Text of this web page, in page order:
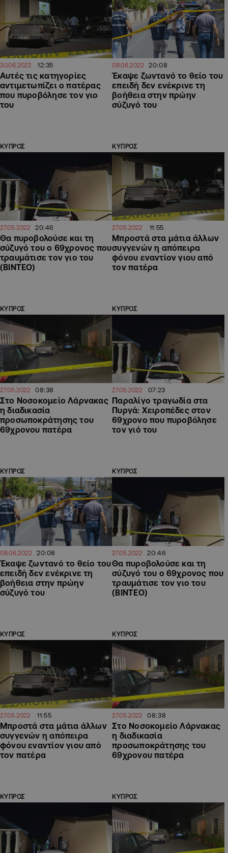
30.06.2022 12:35
Αυτές τις κατηγορίες
αντιμετωπίζει ο πατέρας
που πυροβόλησε τον γιο
του
08.06.2022 20:08
Έκαψε ζωντανό το θείο του
επειδή δεν ενέκρινε τη
βοήθεια στην πρώην
σύζυγό του
ΚΥΠΡΟΣ
27.05.2022 20:46
Θα πυροβολούσε και τη
σύζυγό του ο 69χρονος που
τραυμάτισε τον γιο του
(ΒΙΝΤΕΟ)
ΚΥΠΡΟΣ
27.05.2022 11:55
Μπροστά στα μάτια άλλων
συγγενών η απόπειρα
φόνου εναντίον γιου από
τον πατέρα
ΚΥΠΡΟΣ
27.05.2022 08:38
Στο Νοσοκομείο Λάρνακας
η διαδικασία
προσωποκράτησης του
69χρονου πατέρα
ΚΥΠΡΟΣ
27.05.2022 07:23
Παραλίγο τραγωδία στα
Πυργά: Χειροπέδες στον
69χρονο που πυροβόλησε
τον γιό του
ΚΥΠΡΟΣ
08.06.2022 20:08
Έκαψε ζωντανό το θείο του
επειδή δεν ενέκρινε τη
βοήθεια στην πρώην
σύζυγό του
ΚΥΠΡΟΣ
27.05.2022 20:46
Θα πυροβολούσε και τη
σύζυγό του ο 69χρονος που
τραυμάτισε τον γιο του
(ΒΙΝΤΕΟ)
ΚΥΠΡΟΣ
27.05.2022 11:55
Μπροστά στα μάτια άλλων
συγγενών η απόπειρα
φόνου εναντίον γιου από
τον πατέρα
ΚΥΠΡΟΣ
27.05.2022 08:38
Στο Νοσοκομείο Λάρνακας
η διαδικασία
προσωποκράτησης του
69χρονου πατέρα
ΚΥΠΡΟΣ ΚΥΠΡΟΣ